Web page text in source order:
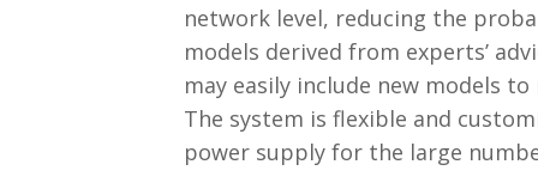
network level, reducing the
models derived from experts’
may easily include new models
The system is flexible and
power supply for the large